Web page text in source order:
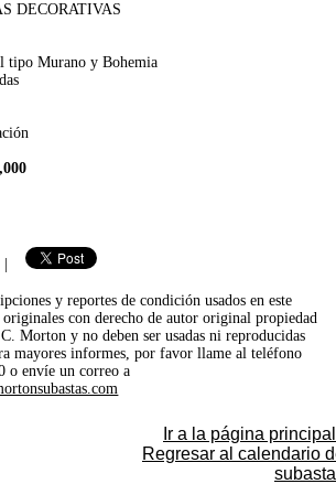
DECORATIVAS
tipo Murano y Bohemia
y reportes de condición usados en este
con derecho de autor original propiedad
Morton y no deben ser usadas ni reproducidas
mayores informes, por favor llame al teléfono
o envíe un correo a
Ir a la página principal
Regresar al calendario